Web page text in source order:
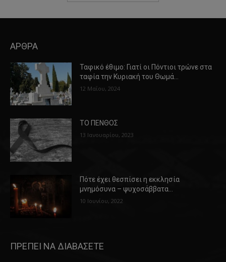
ΑΡΘΡΑ
Ταφικό έθιμο: Γιατί οι Πόντιοι τρώνε στα
ταφία την Κυριακή του Θωμά…
12 Μαΐου, 2024
ΤΟ ΠΕΝΘΟΣ
13 Ιανουαρίου, 2023
Πότε έχει θεσπίσει η εκκλησία
μνημόσυνα – ψυχοσάββατα…
10 Ιουνίου, 2022
ΠΡΕΠΕΙ ΝΑ ΔΙΑΒΑΣΕΤΕ